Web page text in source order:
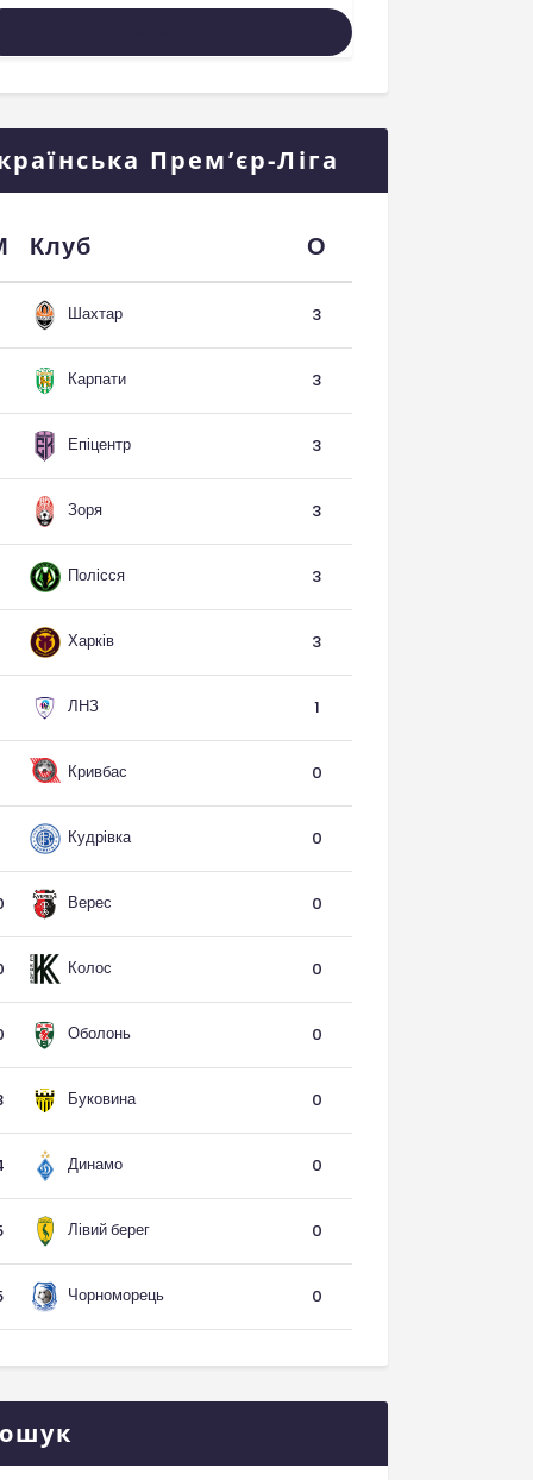
Прем’єр-Ліга
Клуб О
Шахтар 3
Карпати 3
Епіцентр 3
Зоря 3
Полісся 3
Харків 3
ЛНЗ 1
Кривбас 0
Кудрівка 0
Верес 0
Колос 0
Оболонь 0
Буковина 0
Динамо 0
Лівий берег 0
Чорноморець 0